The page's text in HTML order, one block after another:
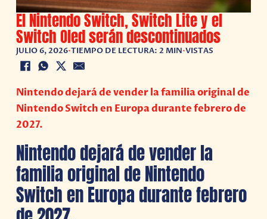
El Nintendo Switch, Switch Lite y el
Switch Oled serán descontinuados
JULIO 6, 2026•TIEMPO DE LECTURA: 2 MIN•VISTAS
Nintendo dejará de vender la familia original de
Nintendo Switch en Europa durante febrero de
2027.
Nintendo dejará de vender la
familia original de Nintendo
Switch en Europa durante febrero